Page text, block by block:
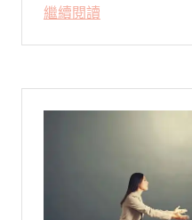
能吸引財富、關係與
療癒，卻經常缺乏
繼續閱讀